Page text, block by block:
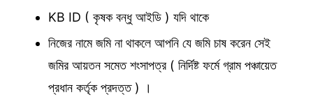
KB ID ( কৃষক বন্ধু আইডি ) যদি থাকে
নিজের নামে জমি না থাকলে আপনি যে জমি চাষ করেন সেই
জমির আয়তন সমেত শংসাপত্র ( নির্দিষ্ট ফর্মে গ্রাম পঞ্চায়েত
প্রধান কর্তৃক প্রদত্ত ) ।